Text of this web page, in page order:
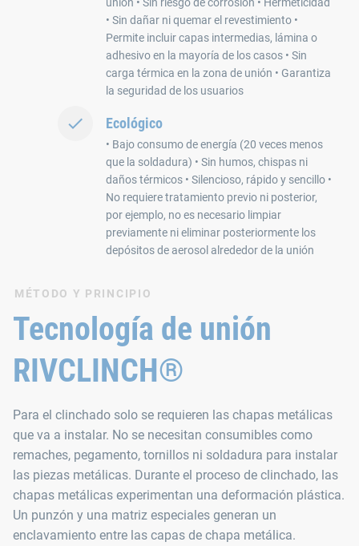
• Sin dañar ni quemar el revestimiento •
Permite incluir capas intermedias, lámina o
adhesivo en la mayoría de los casos • Sin
carga térmica en la zona de unión • Garantiza
la seguridad de los usuarios
Ecológico
• Bajo consumo de energía (20 veces menos
que la soldadura) • Sin humos, chispas ni
daños térmicos • Silencioso, rápido y sencillo •
No requiere tratamiento previo ni posterior,
por ejemplo, no es necesario limpiar
previamente ni eliminar posteriormente los
depósitos de aerosol alrededor de la unión
MÉTODO Y PRINCIPIO
Tecnología de unión
RIVCLINCH®
Para el clinchado solo se requieren las chapas metálicas
que va a instalar. No se necesitan consumibles como
remaches, pegamento, tornillos ni soldadura para instalar
las piezas metálicas. Durante el proceso de clinchado, las
chapas metálicas experimentan una deformación plástica.
Un punzón y una matriz especiales generan un
enclavamiento entre las capas de chapa metálica.